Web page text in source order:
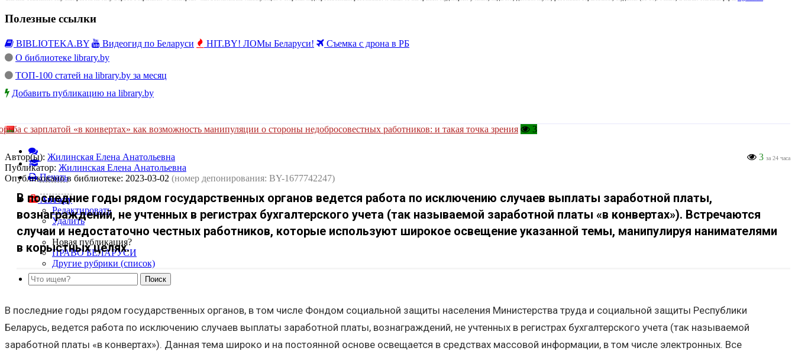
Полезные ссылки
BIBLIOTEKA.BY Видеогид по Беларуси HIT.BY! ЛОМы Беларуси!
Съемка с дрона в РБ
О библиотеке library.by
ТОП-100 статей на library.by за месяц
Добавить публикацию на library.by
с зарплатой «в конвертах» как возможность манипуляции о стороны недобросовестных работников: и такая точка зрения 3
Печать
Автору
Редактировать
Удалить
Новая публикация?
ПРАВО БЕЛАРУСИ
Другие рубрики (список)
3 за 24 часа
Автор(ы): Жилинская Елена Анатольевна
Публикатор: Жилинская Елена Анатольевна
Опубликовано в библиотеке: 2023-03-02 (номер депонирования: BY-1677742247)
В последние годы рядом государственных органов ведется работа по исключению случаев выплаты заработной платы,
вознаграждений, не учтенных в регистрах бухгалтерского учета (так называемой заработной платы «в конвертах»). Встречаются
случаи и недостаточно честных работников, которые используют широкое освещение указанной темы, манипулируя нанимателями
в корыстных целях.
В последние годы рядом государственных органов, в том числе Фондом социальной защиты населения Министерства труда и социальной защиты Республики
Беларусь, ведется работа по исключению случаев выплаты заработной платы, вознаграждений, не учтенных в регистрах бухгалтерского учета (так называемой
заработной платы «в конвертах»). Данная тема широко и на постоянной основе освещается в средствах массовой информации, в том числе электронных. Все